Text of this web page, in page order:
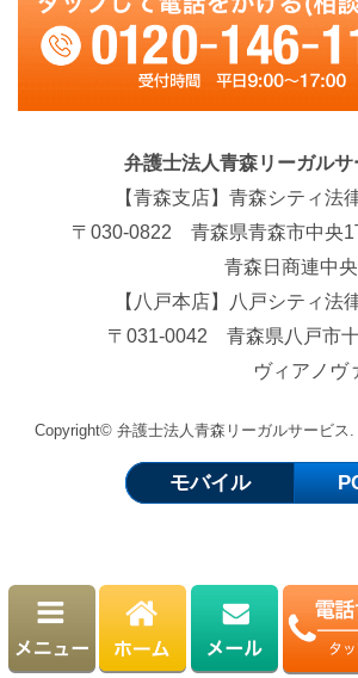
弁護士法人青森リーガルサ
【青森支店】青森シティ法
〒030-0822 青森県青森市中央1
青森日商連中央ビ
【八戸本店】八戸シティ法
〒031-0042 青森県八戸市
ヴィアノヴァ
Copyright© 弁護士法人青森リーガルサービス
モバイル